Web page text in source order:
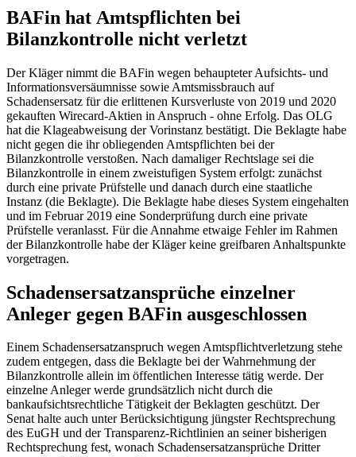
BAFin hat Amtspflichten bei
Bilanzkontrolle nicht verletzt
Der Kläger nimmt die BAFin wegen behaupteter Aufsichts- und
Informationsversäumnisse sowie Amtsmissbrauch auf
Schadensersatz für die erlittenen Kursverluste von 2019 und 2020
gekauften Wirecard-Aktien in Anspruch - ohne Erfolg. Das OLG
hat die Klageabweisung der Vorinstanz bestätigt. Die Beklagte habe
nicht gegen die ihr obliegenden Amtspflichten bei der
Bilanzkontrolle verstoßen. Nach damaliger Rechtslage sei die
Bilanzkontrolle in einem zweistufigen System erfolgt: zunächst
durch eine private Prüfstelle und danach durch eine staatliche
Instanz (die Beklagte). Die Beklagte habe dieses System eingehalten
und im Februar 2019 eine Sonderprüfung durch eine private
Prüfstelle veranlasst. Für die Annahme etwaige Fehler im Rahmen
der Bilanzkontrolle habe der Kläger keine greifbaren Anhaltspunkte
vorgetragen.
Schadensersatzansprüche einzelner
Anleger gegen BAFin ausgeschlossen
Einem Schadensersatzanspruch wegen Amtspflichtverletzung stehe
zudem entgegen, dass die Beklagte bei der Wahrnehmung der
Bilanzkontrolle allein im öffentlichen Interesse tätig werde. Der
einzelne Anleger werde grundsätzlich nicht durch die
bankaufsichtsrechtliche Tätigkeit der Beklagten geschützt. Der
Senat halte auch unter Berücksichtigung jüngster Rechtsprechung
des EuGH und der Transparenz-Richtlinien an seiner bisherigen
Rechtsprechung fest, wonach Schadensersatzansprüche Dritter